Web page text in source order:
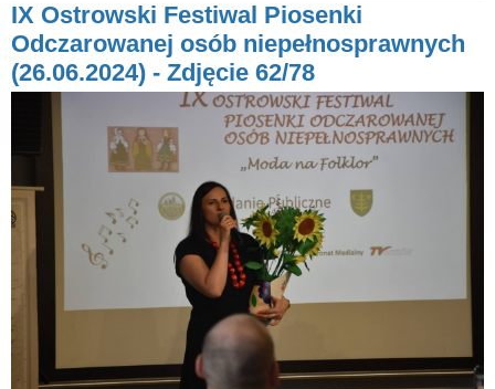
IX Ostrowski Festiwal Piosenki
Odczarowanej osób niepełnosprawnych
(26.06.2024) - Zdjęcie 62/78